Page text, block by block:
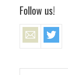
Follow us!